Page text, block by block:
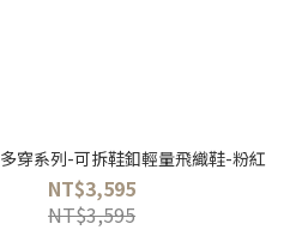
穿系列-可拆鞋釦輕量飛織鞋-粉紅
NT$3,595
NT$3,595